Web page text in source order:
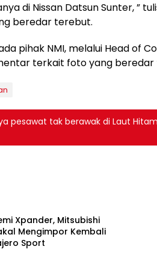
di Nissan Datsun Sunter, ”
beredar terebut.
pihak NMI, melalui Head of
terkait foto yang beredar
pesawat tak berawak di Laut
Xpander, Mitsubishi
Mengimpor Kembali
Sport